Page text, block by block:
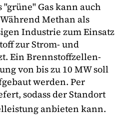
Gas kann auch
Methan als
Industrie zum Einsatz
zur Strom- und
Ein Brennstoffzellen-
von bis zu 10 MW soll
werden. Per
sodass der Standort
anbieten kann.